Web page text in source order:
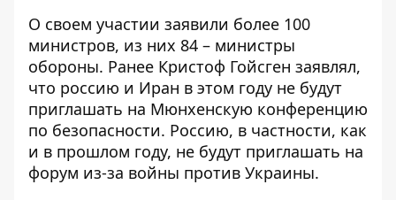
О своем участии заявили более 100
министров, из них 84 – министры
обороны. Ранее Кристоф Гойсген заявлял,
что россию и Иран в этом году не будут
приглашать на Мюнхенскую конференцию
по безопасности. Россию, в частности, как
и в прошлом году, не будут приглашать на
форум из-за войны против Украины.